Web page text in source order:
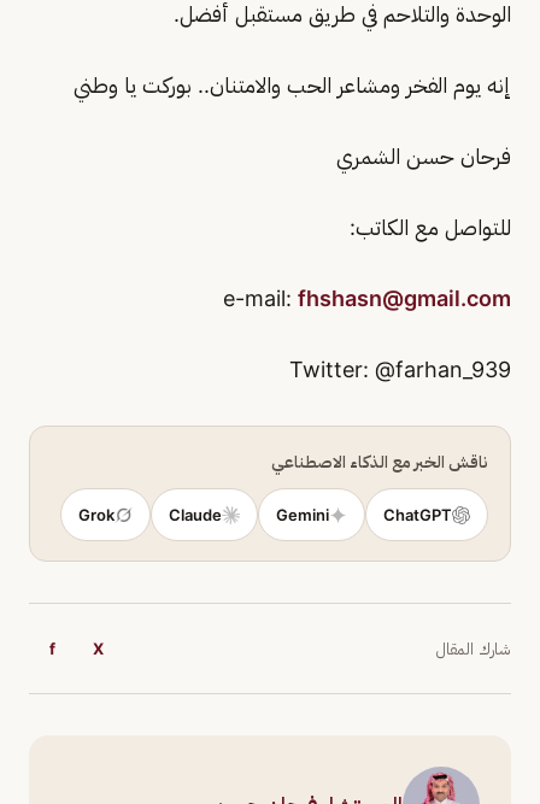
الوحدة والتلاحم في طريق مستقبل أفضل.
إنه يوم الفخر ومشاعر الحب والامتنان.. بوركت يا وطني
فرحان حسن الشمري
للتواصل مع الكاتب:
fhshasn@gmail.com
ناقش الخبر مع الذكاء الاصطناعي
ChatGPT
Gemini
Claude
Grok
شارك المقال X
f